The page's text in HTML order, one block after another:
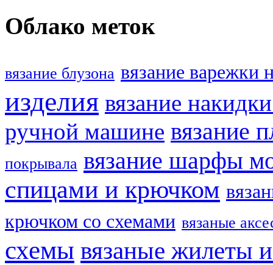
Облако меток
вязание блузона вязание варежки
изделия вязание
ручной машине вязание
покрывала вязание шарфы
спицами и крючком
крючком со схемами вязаные
схемы вязаные жилеты